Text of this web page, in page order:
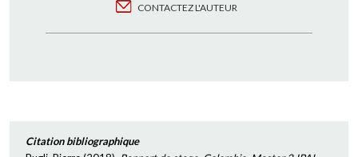
CONTACTEZ L'AUTEUR
Citation bibliographique